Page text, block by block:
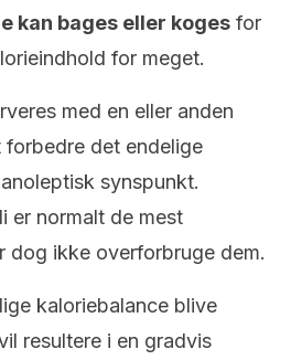
kan bages eller koges for
for meget.
med en eller anden
det endelige
synspunkt.
er normalt de mest
dog ikke overforbruge dem.
kaloriebalance blive
resultere i en gradvis